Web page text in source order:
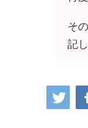
そ
記